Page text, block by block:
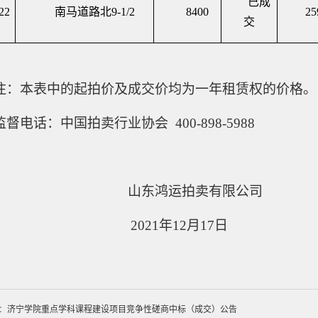
南马道路北9-1/2 8400
交
：本表中的起拍价及成交价均为一年租赁权的价格。
督电话：中国拍卖行业协会 400-898-5988
山东鸿运拍卖有限公司
2021年12月17日
济宁学院重点学科课程建设项目竞争性磋商中标（成交）公告